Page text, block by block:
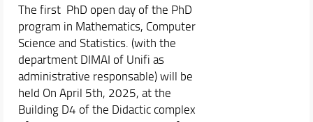
The first PhD open day of the PhD
program in Mathematics, Computer
Science and Statistics. (with the
department DIMAI of Unifi as
administrative responsable) will be
held On April 5th, 2025, at the
Building D4 of the Didactic complex